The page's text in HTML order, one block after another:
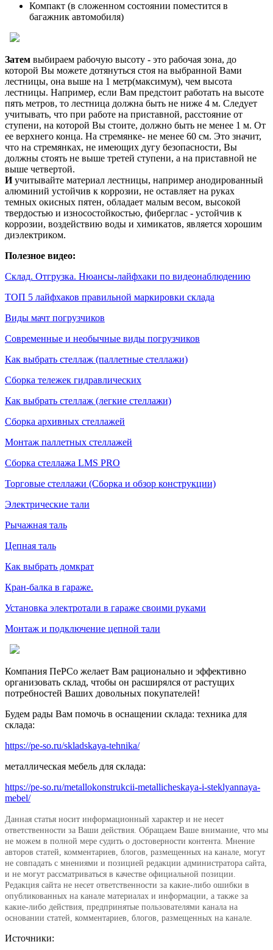
Компакт (в сложенном состоянии поместится в
багажник автомобиля)
Затем выбираем рабочую высоту - это рабочая зона, до
которой Вы можете дотянуться стоя на выбранной Вами
лестницы, она выше на 1 метр(максимум), чем высота
лестницы. Например, если Вам предстоит работать на высоте
пять метров, то лестница должна быть не ниже 4 м. Следует
учитывать, что при работе на приставной, расстояние от
ступени, на которой Вы стоите, должно быть не менее 1 м. От
ее верхнего конца. На стремянке- не менее 60 см. Это значит,
что на стремянках, не имеющих дугу безопасности, Вы
должны стоять не выше третей ступени, а на приставной не
выше четвертой.
Иучитывайте материал лестницы, например анодированный
алюминий устойчив к коррозии, не оставляет на руках
темных окисных пятен, обладает малым весом, высокой
твердостью и износостойкостью, фиберглас - устойчив к
коррозии, воздействию воды и химикатов, является хорошим
диэлектриком.
Полезное видео:
Склад. Отгрузка. Нюансы-лайфхаки по видеонаблюдению
ТОП 5 лайфхаков правильной маркировки склада
Виды мачт погрузчиков
Современные и необычные виды погрузчиков
Как выбрать стеллаж (паллетные стеллажи)
Сборка тележек гидравлических
Как выбрать стеллаж (легкие стеллажи)
Сборка архивных стеллажей
Монтаж паллетных стеллажей
Сборка стеллажа LMS PRO
Торговые стеллажи (Сборка и обзор конструкции)
Электрические тали
Рычажная таль
Цепная таль
Как выбрать домкрат
Кран-балка в гараже.
Установка электротали в гараже своими руками
Монтаж и подключение цепной тали
Компания ПеРСо желает Вам рационально и эффективно
организовать склад, чтобы он расширялся от растущих
потребностей Ваших довольных покупателей!
Будем рады Вам помочь в оснащении склада: техника для
склада:
https://pe-so.ru/skladskaya-tehnika/
металлическая мебель для склада:
https://pe-so.ru/metallokonstrukcii-metallicheskaya-i-steklyannaya-
mebel/
Данная статья носит информационный характер и не несет
ответственности за Ваши действия. Обращаем Ваше внимание, что мы
не можем в полной мере судить о достоверности контента. Мнение
авторов статей, комментариев, блогов, размещенных на канале, могут
не совпадать с мнениями и позицией редакции администратора сайта,
и не могут рассматриваться в качестве официальной позиции.
Редакция сайта не несет ответственности за какие-либо ошибки в
опубликованных на канале материалах и информации, а также за
какие-либо действия, предпринятые пользователями канала на
основании статей, комментариев, блогов, размещенных на канале.
Источники: